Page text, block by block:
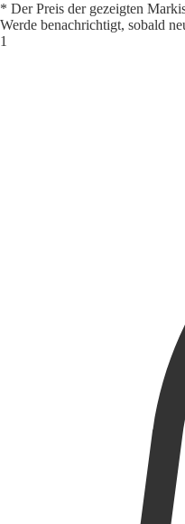
* Der Preis der gezeigten
Werde benachrichtigt, sobald